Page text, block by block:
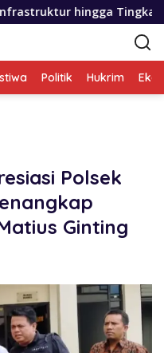
Kecamatan
Politik Hukrim
Polsek
Ginting